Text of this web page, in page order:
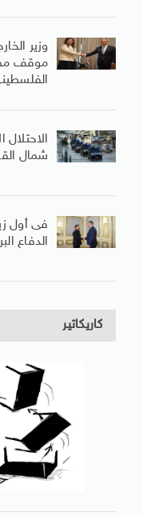
وزير
موقف
شمال
فى أول
الدفاع
كاريكاتير